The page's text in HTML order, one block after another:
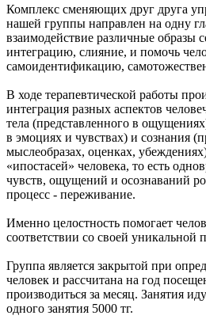
Комплекс сменяющих друг друга
нашей группы направлен на одну
взаимодействие различные образы
интеграцию, слияние, и помочь
самоидентификацию,
В ходе терапевтической работы
интеграция разных аспектов
тела (представленного в
в эмоциях и чувствах) и сознания
мыслеобразах, оценках,
«ипостасей» человека, то есть
чувств, ощущений и осознаваний
процесс - переживание.
Именно целостность помогает
соответствии со своей уникальной
Группа является закрытой при
человек и рассчитана на год
производиться за месяц. Занятия
одного занятия 5000 тг.